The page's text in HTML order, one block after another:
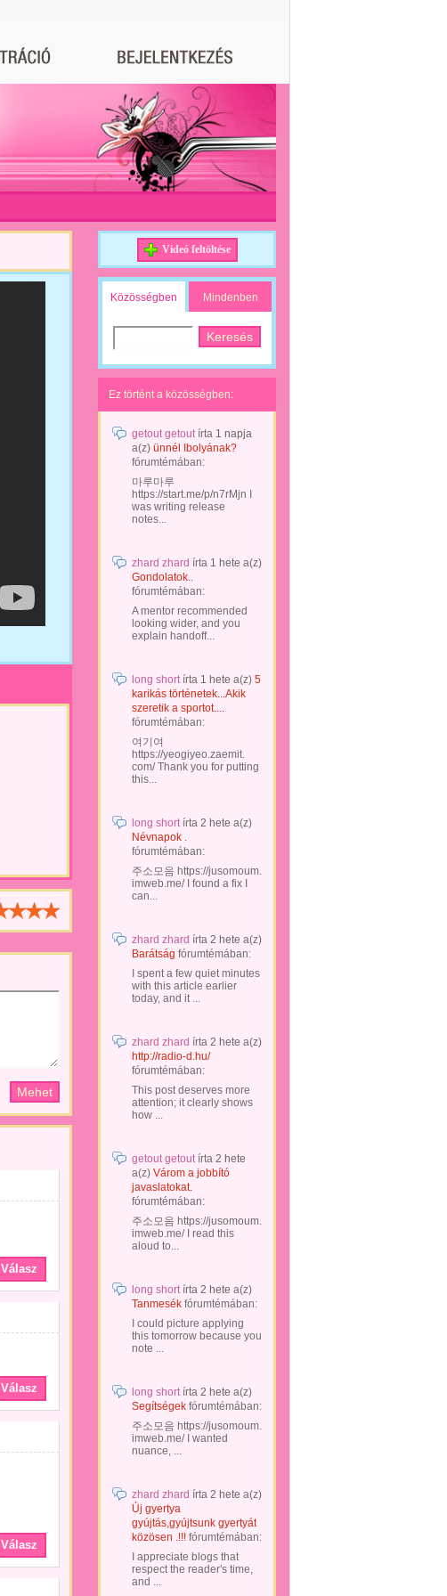
Válasz
Válasz
Válasz
Videó feltöltése
Közösségben Mindenben
Ez történt a közösségben:
getout getoutírta 1 napja
a(z) ünnél Ibolyának?
fórumtémában:
마루마루
https://start.me/p/n7rMjn I
was writing release
notes...
zhard zhard írta 1 hete a(z)
Gondolatok..
fórumtémában:
A mentor recommended
looking wider, and you
explain handoff...
long shortírta 1 hete a(z) 5
karikás történetek...Akik
szeretik a sportot....
fórumtémában:
여기여
https://yeogiyeo.zaemit.
com/ Thank you for putting
this...
long shortírta 2 hete a(z)
Névnapok .
fórumtémában:
주소모음 https://jusomoum.
imweb.me/ I found a fix I
can...
zhard zhard írta 2 hete a(z)
Barátság fórumtémában:
I spent a few quiet minutes
with this article earlier
today, and it ...
zhard zhard írta 2 hete a(z)
http://radio-d.hu/
fórumtémában:
This post deserves more
attention; it clearly shows
how ...
getout getoutírta 2 hete
a(z) Várom a jobbító
javaslatokat.
fórumtémában:
주소모음 https://jusomoum.
imweb.me/ I read this
aloud to...
long shortírta 2 hete a(z)
Tanmesék fórumtémában:
I could picture applying
this tomorrow because you
note ...
long shortírta 2 hete a(z)
Segítségek fórumtémában:
주소모음 https://jusomoum.
imweb.me/ I wanted
nuance, ...
zhard zhard írta 2 hete a(z)
Új gyertya
gyújtás,gyújtsunk gyertyát
közösen .!!! fórumtémában:
I appreciate blogs that
respect the reader's time,
and ...